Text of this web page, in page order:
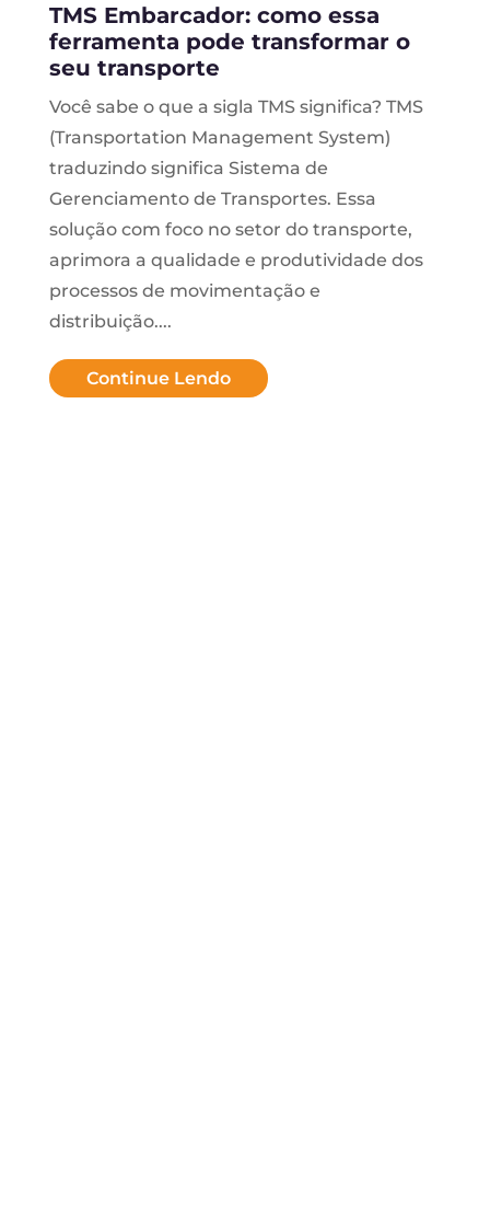
TMS Embarcador: como essa
ferramenta pode transformar o
seu transporte
Você sabe o que a sigla TMS significa? TMS
(Transportation Management System)
traduzindo significa Sistema de
Gerenciamento de Transportes. Essa
solução com foco no setor do transporte,
aprimora a qualidade e produtividade dos
processos de movimentação e
distribuição....
Continue Lendo